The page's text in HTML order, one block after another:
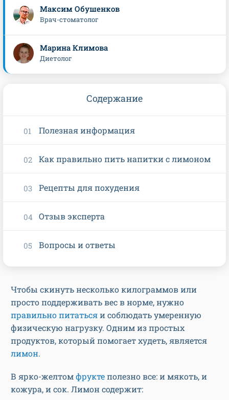
Чтобы скинуть несколько килограммов или
просто поддерживать вес в норме, нужно
правильно питатьсяи соблюдать умеренную
физическую нагрузку. Одним из простых
продуктов, который помогает худеть, является
лимон.
В ярко-желтомфруктеполезно все: и мякоть, и
кожура, и сок. Лимон содержит:
Максим Обушенков
Врач-стоматолог
Марина Климова
Диетолог
Содержание
Полезная информация
Как правильно пить напитки с лимоном
Рецепты для похудения
Отзыв эксперта
Вопросы и ответы